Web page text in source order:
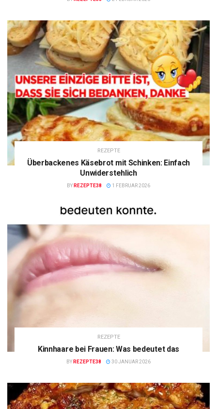
REZEPTE
Überbackenes Käsebrot mit Schinken: Einfach
Unwiderstehlich
BY REZEPTE38 1 FEBRUAR 2026
REZEPTE
Kinnhaare bei Frauen: Was bedeutet das
BY REZEPTE38 30 JANUAR 2026